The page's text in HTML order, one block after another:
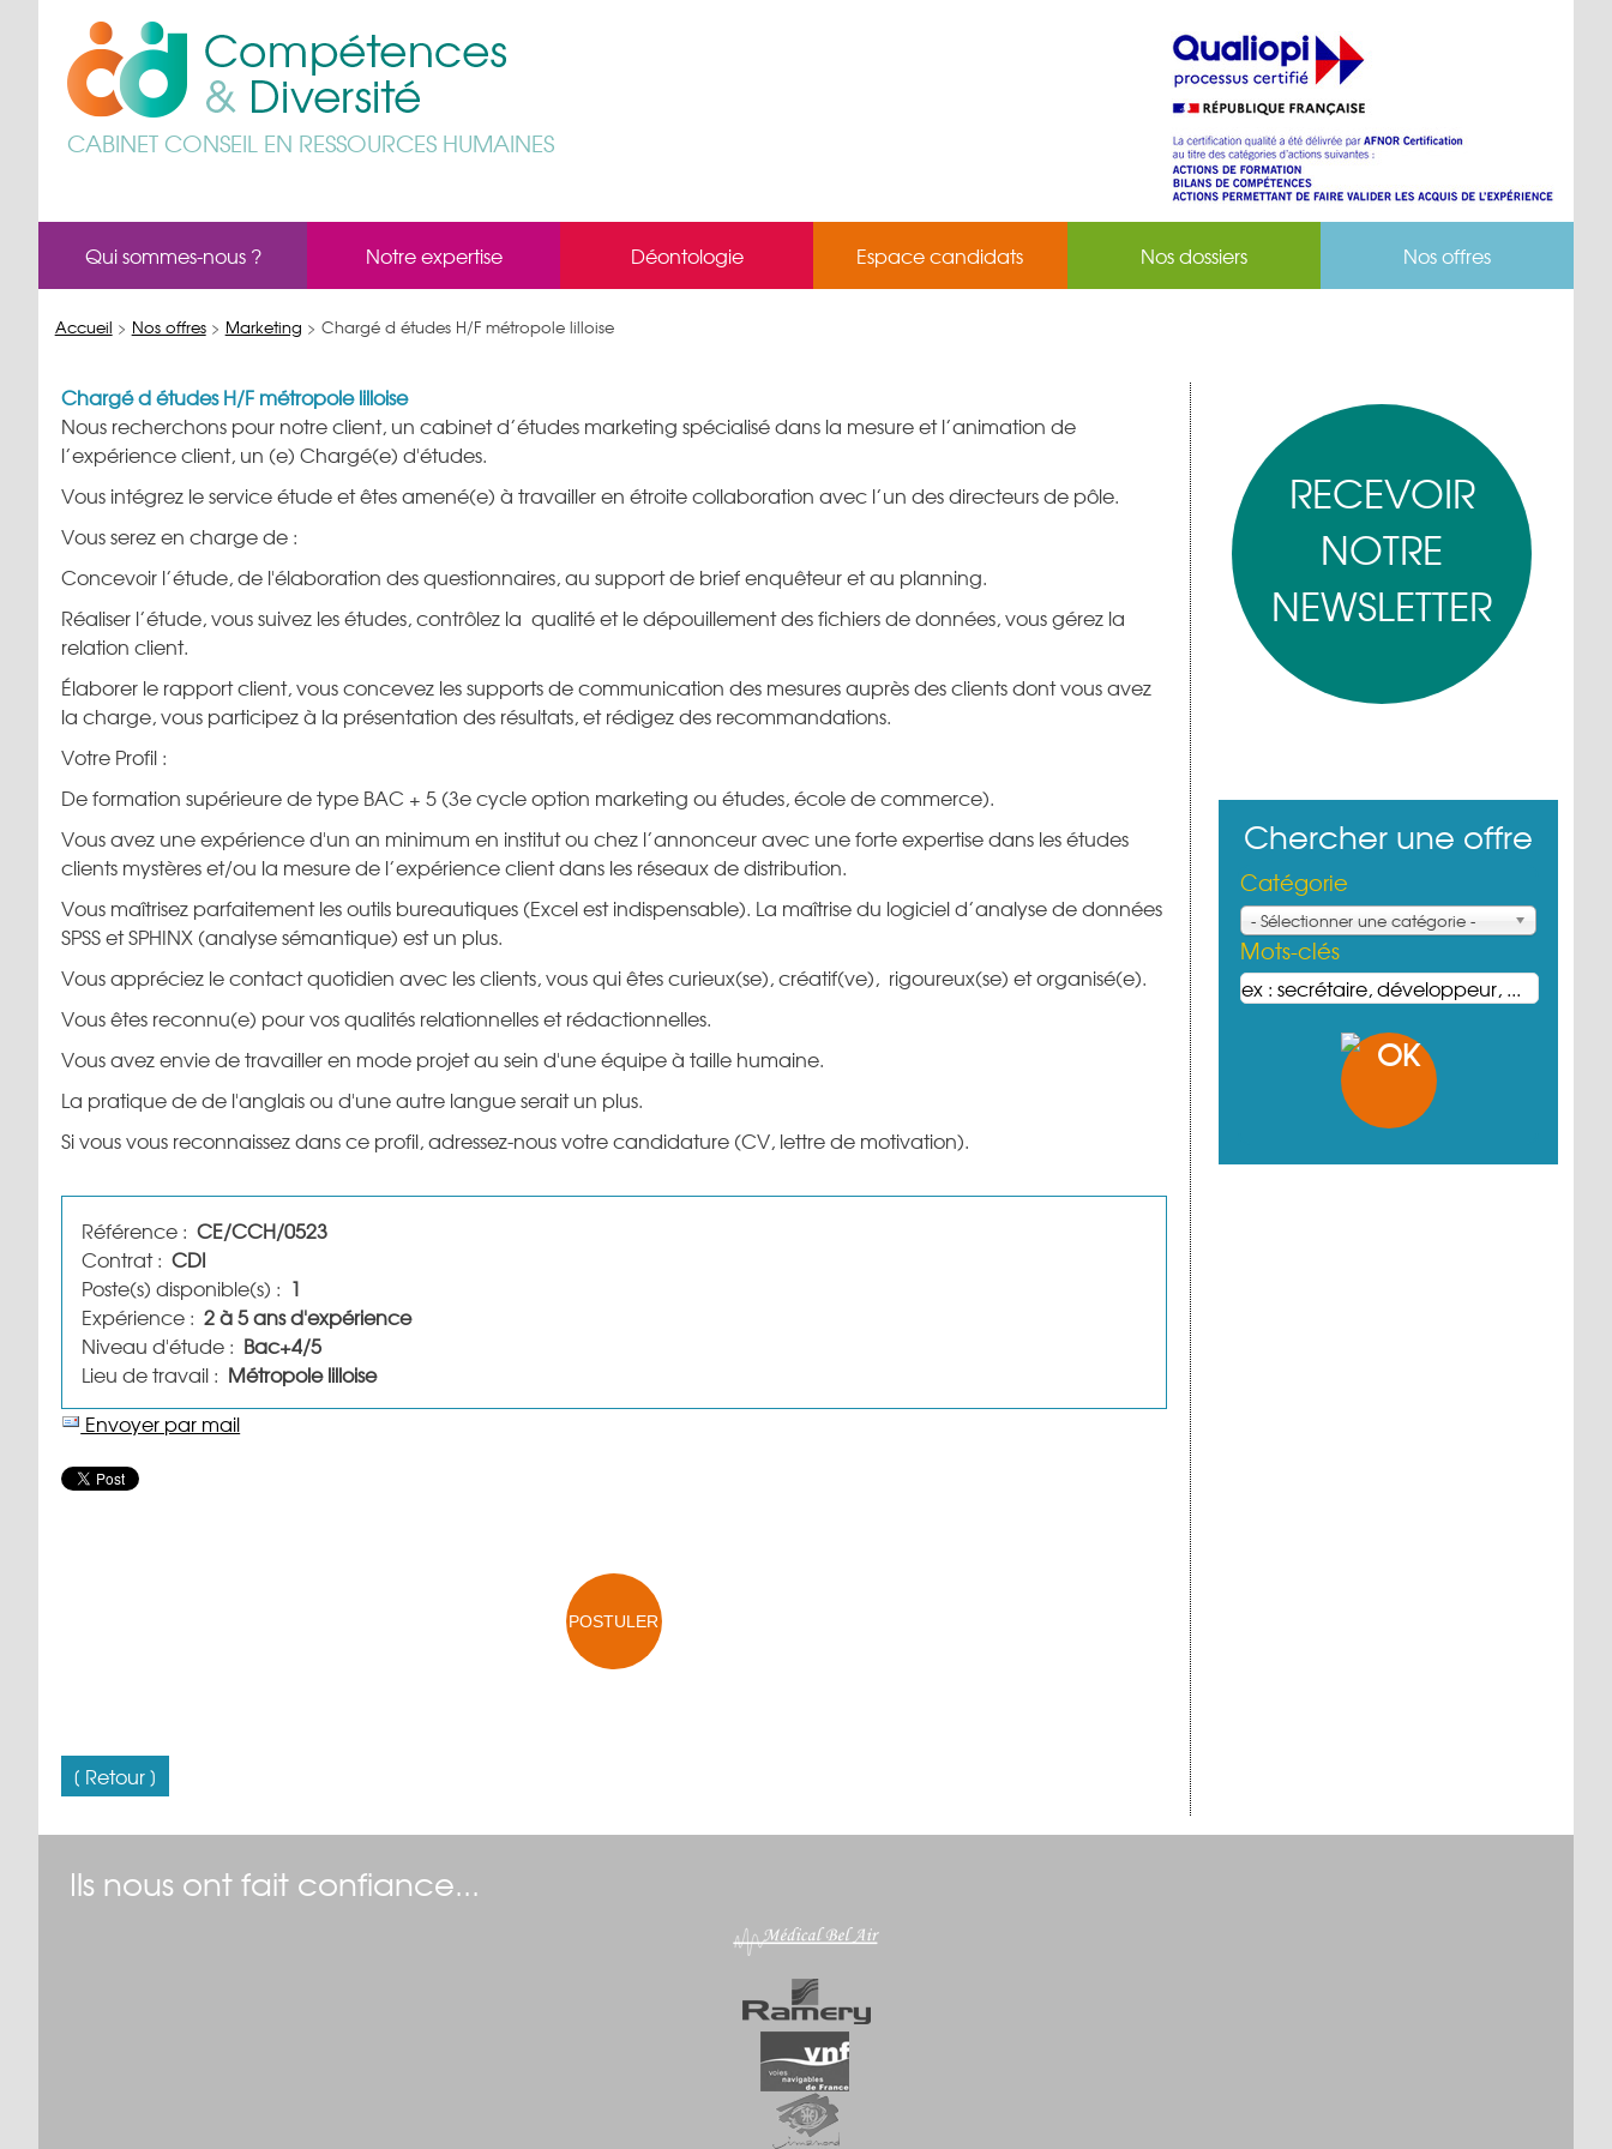
CABINET CONSEIL EN RESSOURCES HUMAINES
Qui sommes-nous ? Notre expertise Déontologie Espace candidats Nos dossiers Nos offres
Accueil > Nos offres > Marketing > Chargé d études H/F métropole lilloise
Chargé d études H/F métropole lilloise
Nous recherchons pour notre client, un cabinet d’études marketing spécialisé dans la mesure et l’animation de
l’expérience client, un (e) Chargé(e) d'études.
Vous intégrez le service étude et êtes amené(e) à travailler en étroite collaboration avec l’un des directeurs de pôle.
Vous serez en charge de :
Concevoir l’étude, de l'élaboration des questionnaires, au support de brief enquêteur et au planning.
Réaliser l’étude, vous suivez les études, contrôlez la qualité et le dépouillement des fichiers de données, vous gérez la
relation client.
Élaborer le rapport client, vous concevez les supports de communication des mesures auprès des clients dont vous avez
la charge, vous participez à la présentation des résultats, et rédigez des recommandations.
Votre Profil :
De formation supérieure de type BAC + 5 (3e cycle option marketing ou études, école de commerce).
Vous avez une expérience d'un an minimum en institut ou chez l’annonceur avec une forte expertise dans les études
clients mystères et/ou la mesure de l’expérience client dans les réseaux de distribution.
Vous maîtrisez parfaitement les outils bureautiques (Excel est indispensable). La maîtrise du logiciel d’analyse de données
SPSS et SPHINX (analyse sémantique) est un plus.
Vous appréciez le contact quotidien avec les clients, vous qui êtes curieux(se), créatif(ve), rigoureux(se) et organisé(e).
Vous êtes reconnu(e) pour vos qualités relationnelles et rédactionnelles.
Vous avez envie de travailler en mode projet au sein d'une équipe à taille humaine.
La pratique de de l'anglais ou d'une autre langue serait un plus.
Si vous vous reconnaissez dans ce profil, adressez-nous votre candidature (CV, lettre de motivation).
Référence : CE/CCH/0523
Contrat : CDI
Poste(s) disponible(s) : 1
Expérience : 2 à 5 ans d'expérience
Niveau d'étude : Bac+4/5
Lieu de travail : Métropole lilloise
Envoyer par mail
[ Retour ]
RECEVOIR
NOTRE
NEWSLETTER
Chercher une offre
Catégorie
- Sélectionner une catégorie -
Mots-clés
Ils nous ont fait confiance...